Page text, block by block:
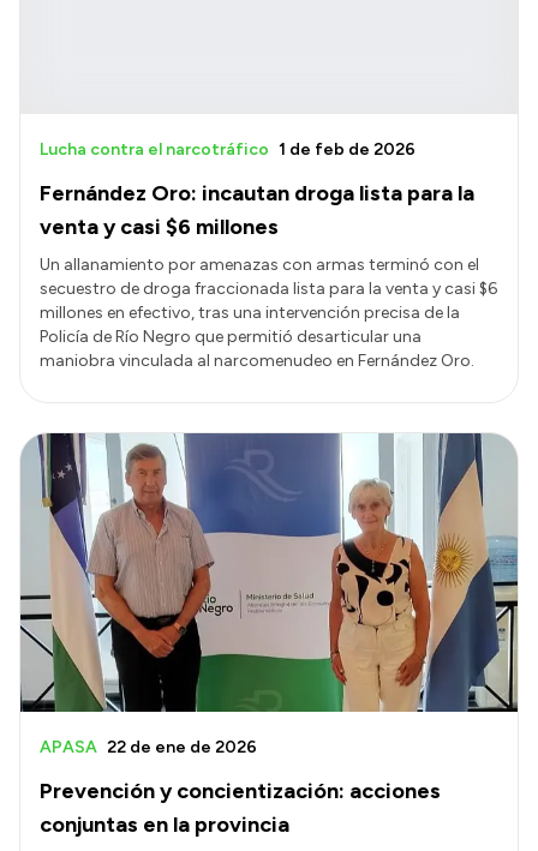
Fernández Oro: incautan droga lista para la
venta y casi $6 millones
Lucha contra el narcotráfico 1 de feb de 2026
Un allanamiento por amenazas con armas terminó con el
secuestro de droga fraccionada lista para la venta y casi $6
millones en efectivo, tras una intervención precisa de la
Policía de Río Negro que permitió desarticular una
maniobra vinculada al narcomenudeo en Fernández Oro.
Prevención y concientización: acciones
conjuntas en la provincia
APASA 22 de ene de 2026